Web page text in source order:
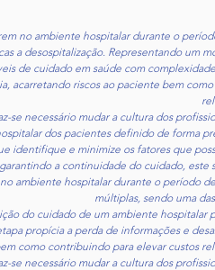
no ambiente hospitalar durante o
a desospitalização. Representando um
de cuidado em saúde com
acarretando riscos ao paciente bem
se necessário mudar a cultura dos
dos pacientes definido de forma
identifique e minimize os fatores que
a continuidade do cuidado, este
ambiente hospitalar durante o período
múltiplas, sendo uma
do cuidado de um ambiente hospitalar
propícia a perda de informações e
como contribuindo para elevar custos
se necessário mudar a cultura dos